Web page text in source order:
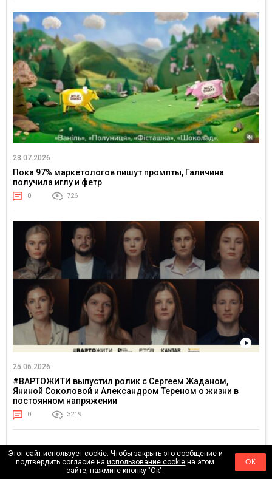
23.07.2026
Пока 97% маркетологов пишут промпты, Галичина
получила иглу и фетр
0 726
25.06.2026
#ВАРТОЖИТИ выпустил ролик с Сергеем Жаданом,
Яниной Соколовой и Александром Тереном о жизни в
постоянном напряжении
0 3219
АКТУАЛЬНОЕ
Этот сайт использует cookie. Чтобы закрыть это сообщение и
подтвердить согласие наиспользование cookie на этом
сайте, нажмите кнопку "Ок".
ОК